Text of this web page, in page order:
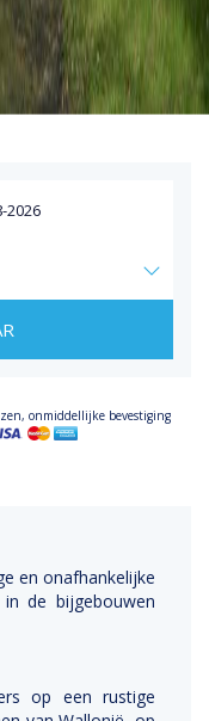
onmiddellijke bevestiging
en onafhankelijke
de bijgebouwen
op een rustige